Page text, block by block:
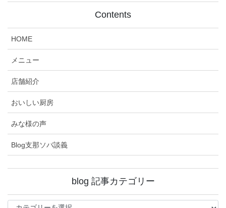
Contents
HOME
メニュー
店舗紹介
おいしい厨房
みな様の声
Blog支那ソバ談義
blog 記事カテゴリー
blog